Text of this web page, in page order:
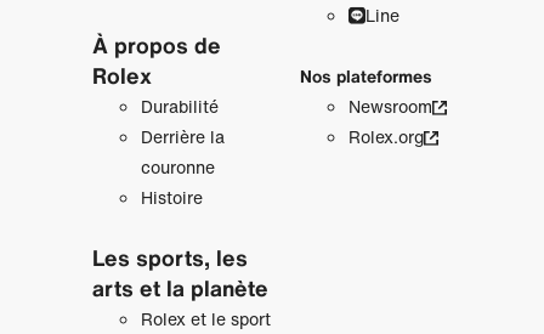
À propos de
Rolex
Durabilité
Derrière la
couronne
Histoire
Les sports, les
arts et la planète
Rolex et le sport
Line
Nos plateformes
Newsroom
Rolex.org